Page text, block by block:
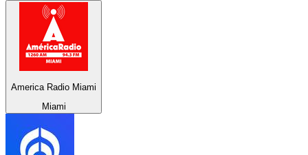
America Radio Miami
Miami